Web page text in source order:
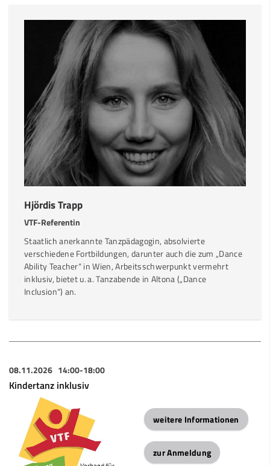
Hjördis Trapp
VTF-Referentin
Staatlich anerkannte Tanzpädagogin, absolvierte
verschiedene Fortbildungen, darunter auch die zum „Dance
Ability Teacher“ in Wien, Arbeitsschwerpunkt vermehrt
inklusiv, bietet u. a. Tanzabende in Altona („Dance
Inclusion“) an.
08.11.2026 14:00-18:00
Kindertanz inklusiv
weitere Informationen
zur Anmeldung